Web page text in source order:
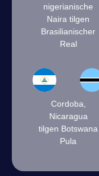
nigerianische
Naira tilgen
Brasilianischer
Real
Cordoba,
Nicaragua
tilgen Botswana
Pula